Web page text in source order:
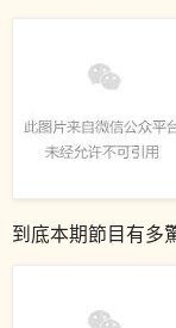
到底本期節目有多